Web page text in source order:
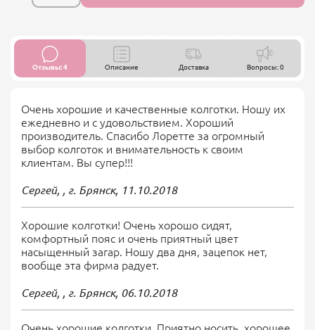
Отзывы: 4 Описание Доставка Вопросы: 0
Очень хорошие и качественные колготки. Ношу их
ежедневно и с удовольствием. Хороший
производитель. Спасибо Лоретте за огромный
выбор колготок и внимательность к своим
клиентам. Вы супер!!!
Сергей, , г. Брянск, 11.10.2018
Хорошие колготки! Очень хорошо сидят,
комфортный пояс и очень приятный цвет
насыщенный загар. Ношу два дня, зацепок нет,
вообще эта фирма радует.
Сергей, , г. Брянск, 06.10.2018